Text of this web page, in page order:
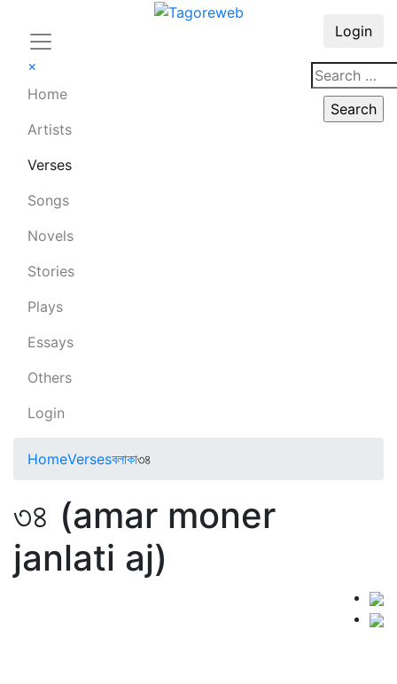
×
Home
Artists
Verses
Songs
Novels
Stories
Plays
Essays
Others
Login
Login
HomeVersesবলাকা৩৪
৩৪ (amar moner
janlati aj)